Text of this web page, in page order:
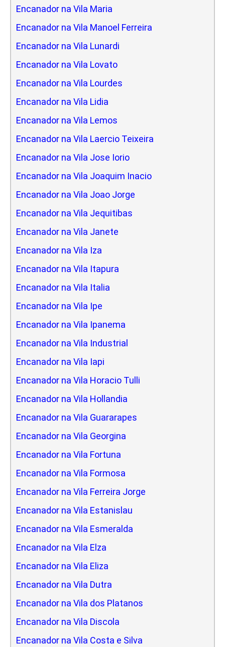
Encanador na Vila Maria
Encanador na Vila Manoel Ferreira
Encanador na Vila Lunardi
Encanador na Vila Lovato
Encanador na Vila Lourdes
Encanador na Vila Lidia
Encanador na Vila Lemos
Encanador na Vila Laercio Teixeira
Encanador na Vila Jose Iorio
Encanador na Vila Joaquim Inacio
Encanador na Vila Joao Jorge
Encanador na Vila Jequitibas
Encanador na Vila Janete
Encanador na Vila Iza
Encanador na Vila Itapura
Encanador na Vila Italia
Encanador na Vila Ipe
Encanador na Vila Ipanema
Encanador na Vila Industrial
Encanador na Vila Iapi
Encanador na Vila Horacio Tulli
Encanador na Vila Hollandia
Encanador na Vila Guararapes
Encanador na Vila Georgina
Encanador na Vila Fortuna
Encanador na Vila Formosa
Encanador na Vila Ferreira Jorge
Encanador na Vila Estanislau
Encanador na Vila Esmeralda
Encanador na Vila Elza
Encanador na Vila Eliza
Encanador na Vila Dutra
Encanador na Vila dos Platanos
Encanador na Vila Discola
Encanador na Vila Costa e Silva